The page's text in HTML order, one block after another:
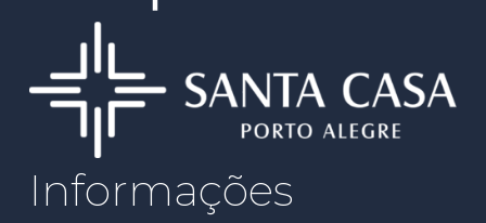
Informações